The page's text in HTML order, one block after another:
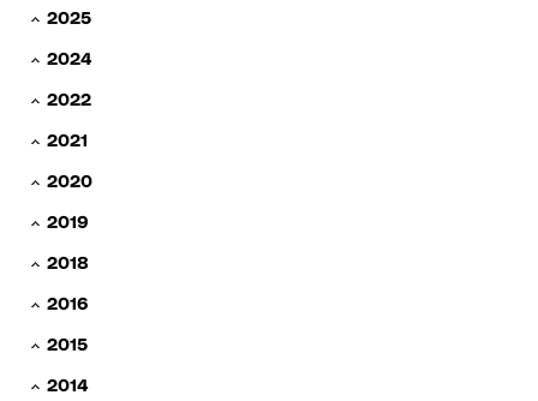
2025
2024
2022
2021
2020
2019
2018
2016
2015
2014